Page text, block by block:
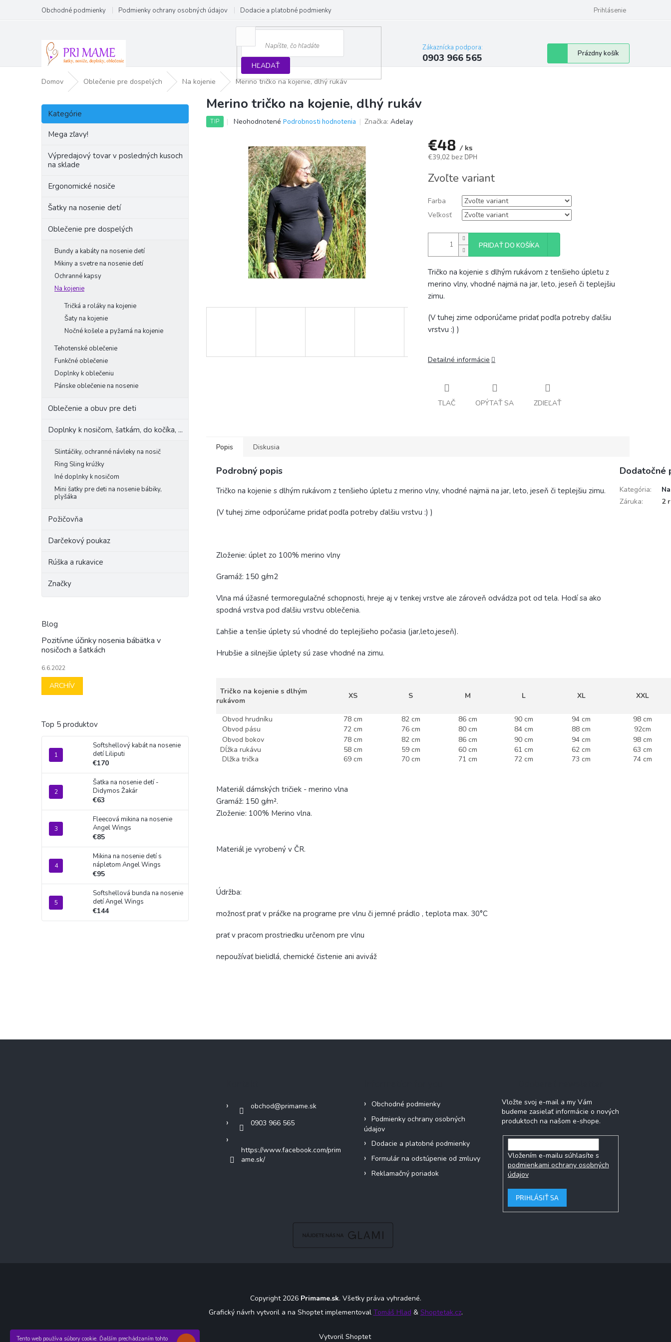
Tento web používa súbory cookie. Ďalším prechádzaním tohto
obsah
Obchodné podmienky Podmienky ochrany osobných údajov Dodacie a platobné podmienky Prihlásenie
HĽADAŤ
Zákaznícka podpora:
0903 966 565
Nákupný
košík
Prázdny košík
Domov Oblečenie pre dospelých Na kojenie Merino tričko na kojenie, dlhý rukáv
B
č
Preskočiť
kategórie
Kategórie
Mega zľavy!
Výpredajový tovar v posledných kusoch
na sklade
Ergonomické nosiče
Šatky na nosenie detí
Oblečenie pre dospelých
Bundy a kabáty na nosenie detí
Mikiny a svetre na nosenie detí
Ochranné kapsy
Na kojenie
Tričká a roláky na kojenie
Šaty na kojenie
Nočné košele a pyžamá na kojenie
Tehotenské oblečenie
Funkčné oblečenie
Doplnky k oblečeniu
Pánske oblečenie na nosenie
Oblečenie a obuv pre deti
Doplnky k nosičom, šatkám, do kočíka, ...
Slintáčiky, ochranné návleky na nosič
Ring Sling krúžky
Iné doplnky k nosičom
Mini šatky pre deti na nosenie bábiky,
plyšáka
Požičovňa
Darčekový poukaz
Rúška a rukavice
Značky
Blog
Pozitívne účinky nosenia bábätka v
nosičoch a šatkách
6.6.2022
ARCHÍV
Top 5 produktov
Softshellový kabát na nosenie
detí Liliputi
€170
Šatka na nosenie detí -
Didymos Žakár
€63
Fleecová mikina na nosenie
Angel Wings
€85
Mikina na nosenie detí s
nápletom Angel Wings
€95
Softshellová bunda na nosenie
detí Angel Wings
€144
Merino tričko na kojenie, dlhý rukáv
TIP
Priemerné
hviezdičiek.
Neohodnotené Podrobnosti hodnotenia Značka: Adelay
€48 / ks
€39,02 bez DPH
cena:
Zvoľte variant
Farba
Veľkosť
PRIDAŤ DO KOŠÍKA
Tričko na kojenie s dlhým rukávom z tenšieho úpletu z
merino vlny, vhodné najmä na jar, leto, jeseň či teplejšiu
zimu.
(V tuhej zime odporúčame pridať podľa potreby ďalšiu
vrstvu :) )
Detailné informácie
TLAČ OPÝTAŤ SA ZDIEĽAŤ
Popis Diskusia
Podrobný popis
Tričko na kojenie s dlhým rukávom z tenšieho úpletu z merino vlny, vhodné najmä na jar, leto, jeseň či teplejšiu zimu.
(V tuhej zime odporúčame pridať podľa potreby ďalšiu vrstvu :) )
Zloženie: úplet zo 100% merino vlny
Gramáž: 150 g/m2
Vlna má úžasné termoregulačné schopnosti, hreje aj v tenkej vrstve ale zároveň odvádza pot od tela. Hodí sa ako
spodná vrstva pod ďalšiu vrstvu oblečenia.
Ľahšie a tenšie úplety sú vhodné do teplejšieho počasia (jar,leto,jeseň).
Hrubšie a silnejšie úplety sú zase vhodné na zimu.
Tričko na kojenie s dlhým
rukávom
XS S M L XL XXL
Obvod hrudníku 78 cm 82 cm 86 cm 90 cm 94 cm
98 cm
Obvod pásu
72 cm 76 cm 80 cm 84 cm 88 cm
92cm
Obvod bokov
78 cm 82 cm 86 cm 90 cm 94 cm
98 cm
Dĺžka rukávu
58 cm 59 cm 60 cm 61 cm 62 cm
63 cm
Dlžka trička
69 cm 70 cm 71 cm 72 cm 73 cm 74 cm
Materiál dámských tričiek - merino vlna
Gramáž: 150 g/m².
Zloženie: 100% Merino vlna.
Materiál je vyrobený v ČR.
Údržba:
možnosť prať v práčke na programe pre vlnu či jemné prádlo , teplota max. 30°C
prať v pracom prostriedku určenom pre vlnu
nepoužívať bielidlá, chemické čistenie ani aviváž
Dodatočné
Kategória:
Záruka: 2
obchod@primame.sk
0903 966 565
https://www.facebook.com/prim
ame.sk/
Obchodné podmienky
Podmienky ochrany osobných
údajov
Dodacie a platobné podmienky
Formulár na odstúpenie od zmluvy
Reklamačný poriadok
Vložte svoj e-mail a my Vám
budeme zasielať informácie o nových
produktoch na našom e-shope.
Vložením e-mailu súhlasíte s
podmienkami ochrany osobných
údajov
PRIHLÁSIŤ SA
Copyright 2026 Primame.sk. Všetky práva vyhradené.
Grafický návrh vytvoril a na Shoptet implementoval Tomáš Hlad & Shoptetak.cz.
Vytvoril Shoptet